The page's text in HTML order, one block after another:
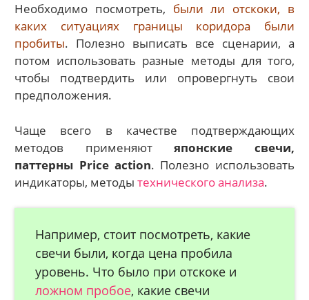
Необходимо посмотреть, были ли отскоки, в
каких ситуациях границы коридора были
пробиты. Полезно выписать все сценарии, а
потом использовать разные методы для того,
чтобы подтвердить или опровергнуть свои
предположения.
Чаще всего в качестве подтверждающих
методов применяютяпонские свечи,
паттерны Price action. Полезно использовать
индикаторы, методытехнического анализа.
Например, стоит посмотреть, какие
свечи были, когда цена пробила
уровень. Что было при отскоке и
ложном пробое, какие свечи